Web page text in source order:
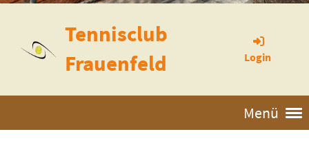
Tennisclub
Frauenfeld
Login
Menü